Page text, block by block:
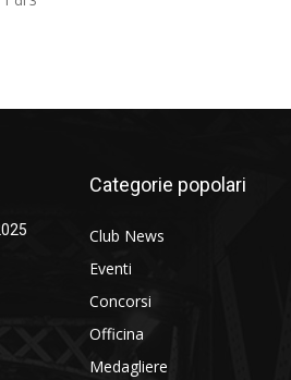
Categorie popolari
Club News
Eventi
Concorsi
Officina
Medagliere